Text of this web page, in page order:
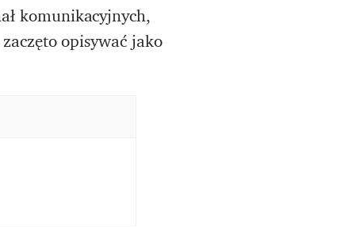
komunikacyjnych,
opisywać jako